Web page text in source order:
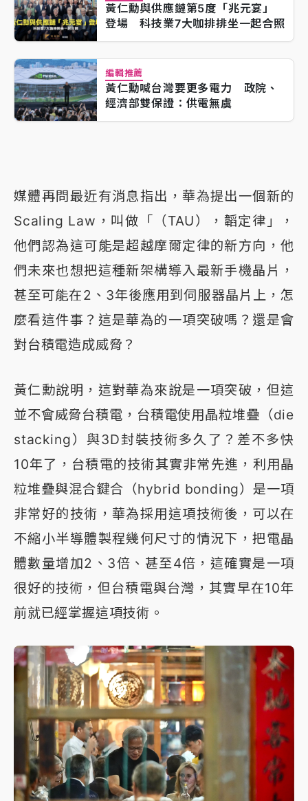
黃仁勳與供應鏈第5度「兆元宴」
登場 科技業7大咖排排坐一起合照
編輯推薦
黃仁勳喊台灣要更多電力 政院、
經濟部雙保證：供電無虞
媒體再問最近有消息指出，華為提出一個新的
Scaling Law，叫做「（TAU），韜定律」，
他們認為這可能是超越摩爾定律的新方向，他
們未來也想把這種新架構導入最新手機晶片，
甚至可能在2、3年後應用到伺服器晶片上，怎
麼看這件事？這是華為的一項突破嗎？還是會
對台積電造成威脅？
黃仁勳說明，這對華為來說是一項突破，但這
並不會威脅台積電，台積電使用晶粒堆疊（die
stacking）與3D封裝技術多久了？差不多快
10年了，台積電的技術其實非常先進，利用晶
粒堆疊與混合鍵合（hybrid bonding）是一項
非常好的技術，華為採用這項技術後，可以在
不縮小半導體製程幾何尺寸的情況下，把電晶
體數量增加2、3倍、甚至4倍，這確實是一項
很好的技術，但台積電與台灣，其實早在10年
前就已經掌握這項技術。